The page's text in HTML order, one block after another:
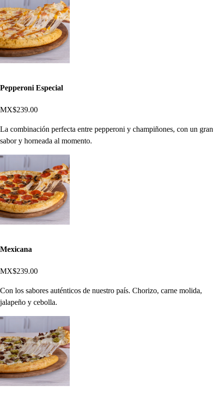
Pepperoni Especial
MX$239.00
La combinación perfecta entre pepperoni y champiñones, con un gran
sabor y horneada al momento.
Mexicana
MX$239.00
Con los sabores auténticos de nuestro país. Chorizo, carne molida,
jalapeño y cebolla.